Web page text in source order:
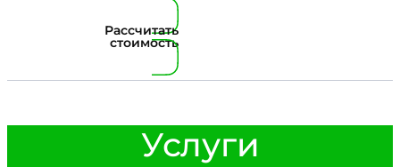
Рассчитать
стоимость
Услуги